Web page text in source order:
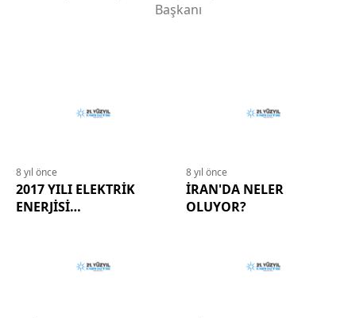
Başkanı
8 yıl önce
2017 YILI ELEKTRİK
ENERJİSİ
8 yıl önce
İRAN'DA NELER
OLUYOR?